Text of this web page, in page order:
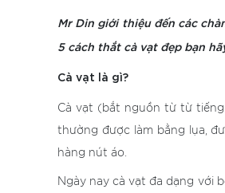
Mr Din giới thiệu đến các
5 cách thắt cà vạt đẹp bạn
Cà vạt là gì?
Cà vạt (bắt nguồn từ từ tiếng
thường được làm bằng lụa,
hàng nút áo.
Ngày nay cà vạt đa dạng với